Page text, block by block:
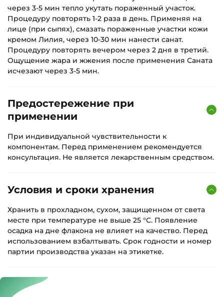
через 3-5 мин тепло укутать пораженный участок.
Процедуру повторять 1-2 раза в день. Применяя на
лице (при сыпях), смазать пораженные участки кожи
кремом Лилия, через 10-30 мин нанести санат.
Процедуру повторять вечером через 2 дня в третий.
Ощущение жара и жжения после применения Саната
исчезают через 3-5 мин.
Предостережение при
применении
При индивидуальной чувствительности к
компонентам. Перед применением рекомендуется
консультация. Не является лекарственным средством.
Условия и сроки хранения
Хранить в прохладном, сухом, защищенном от света
месте при температуре не выше 25 °С. Появление
осадка на дне флакона не влияет на качество. Перед
использованием взбалтывать. Срок годности и номер
партии производства указан на этикетке.